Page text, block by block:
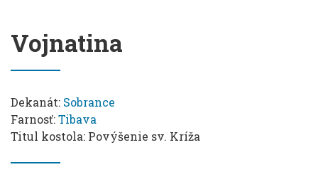
Vojnatina
Dekanát: Sobrance
Farnosť:Tibava
Titul kostola: Povýšenie sv. Kríža